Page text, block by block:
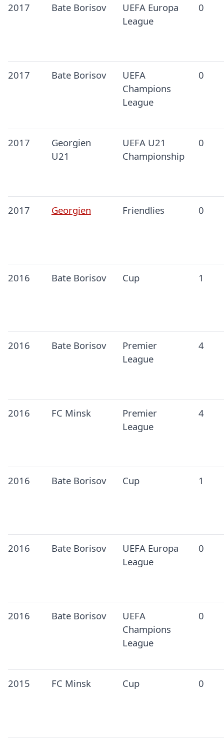
2017 Bate Borisov
UEFA Europa
League
0
2017 Bate Borisov
UEFA
Champions
League
0
2017
Georgien
U21
UEFA U21
Championship
0
2017 Georgien Friendlies 0
2016 Bate Borisov Cup 1
2016 Bate Borisov
Premier
League
4
2016 FC Minsk
Premier
League
4
2016 Bate Borisov Cup 1
2016 Bate Borisov
UEFA Europa
League
0
2016 Bate Borisov
UEFA
Champions
League
0
2015 FC Minsk Cup 0